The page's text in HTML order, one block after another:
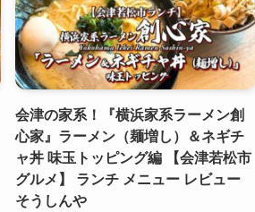
会津の家系！『横浜家系ラーメン創
心家』ラーメン（麺増し）＆ネギチ
ャ丼 味玉トッピング編 【会津若松市
グルメ】 ランチ メニュー レビュー
そうしんや